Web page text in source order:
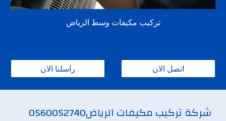
تركيب مكيفات وسط الرياض
راسلنا الان اتصل الان
0560052740شركة تركيب مكيفات الرياض